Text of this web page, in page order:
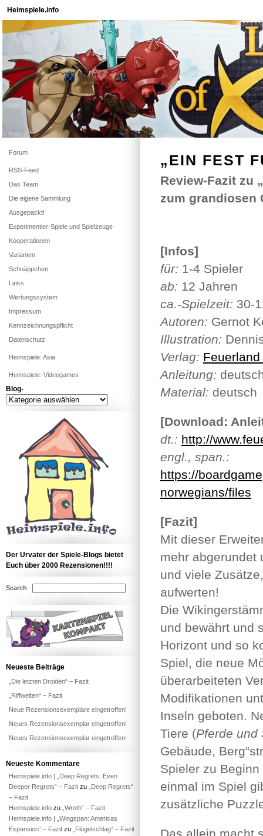
Heimspiele.info
„EIN FEST
Review-Fazit zu
zum grandiosen
[Infos]
für: 1-4 Spieler
ab: 12 Jahren
ca.-Spielzeit: 30-
Autoren: Gernot
Illustration:
Verlag:
Anleitung:
Material: deutsch
[Download:
dt.: http://
engl., span.:
https://
norwegians/files
[Fazit]
Mit dieser
mehr abgerundet
und viele
aufwerten!
Die
und bewährt und
Horizont und so
Spiel, die neue
überarbeiteten
Modifikationen
Inseln geboten.
Tiere (Pferde und
Gebäude,
Spieler zu
einmal im Spiel
zusätzliche
Forum
RSS-Feed
Das Team
Die eigene Sammlung
Ausgepackt!
Experimentier-Spiele und Spielzeuge
Kooperationen
Varianten
Schnäppchen
Links
Wertungssystem
Impressum
Kennzeichnungspflicht
Datenschutz
Heimspiele: Asia
Heimspiele: Videogames
Blog-
Blog-
Der Urvater der Spiele-Blogs bietet
Euch über 2000 Rezensionen!!!!
Search
Neueste Beiträge
„Die letzten Droiden“ – Fazit
„Riffwelten“ – Fazit
Neue Rezensionsexemplare eingetroffen!
Neues Rezensionsexemplar eingetroffen!
Neues Rezensionsexemplar eingetroffen!
Neueste Kommentare
Heimspiele.info | „Deep Regrets: Even
Deeper Regrets“ – Fazit zu
„Deep Regrets“
– Fazit
Heimspiele.info zu „Wroth“ – Fazit
Heimspiele.info | „Wingspan: Americas
Expansion“ – Fazit zu
„Flügelschlag“ – Fazit